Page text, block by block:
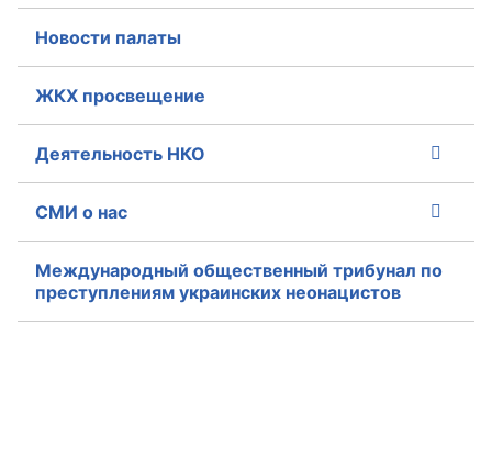
Новости палаты
ЖКХ просвещение
Деятельность НКО
СМИ о нас
Международный общественный трибунал по
преступлениям украинских неонацистов